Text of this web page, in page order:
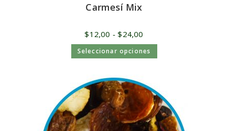
Carmesí Mix
$12,00 - $24,00
Seleccionar opciones